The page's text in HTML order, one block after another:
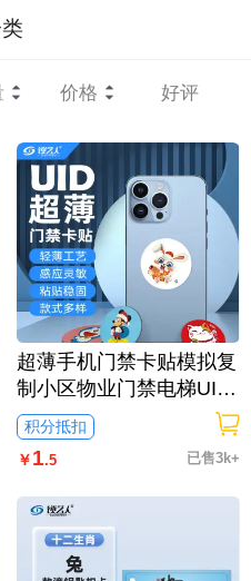
价格 好评
超薄手机门禁卡贴模拟复
制小区物业门禁电梯UID
卡 手机卡通贴刷电梯卡
考勤卡刷卡卡通/UID-004
-流氓兔
积分抵扣
￥1.5 已售3k+